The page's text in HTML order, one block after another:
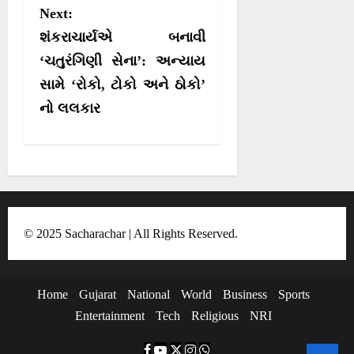
n
a
v
i
t
i
o
n
Next:
શંકરાચાર્યએ બનાવી
‘ચતુરંગિણી સેના’: અન્યાય
સામે ‘રોકો, ટોકો અને ઠોકો’
નો લલકાર
© 2025 Sacharachar | All Rights Reserved.
Home Gujarat National World Business
Sports
Entertainment
Tech Religious NRI
F Y T I W